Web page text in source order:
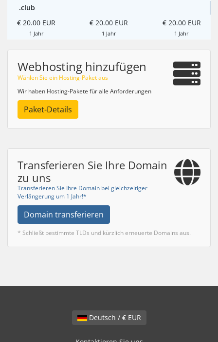
.club
€ 20.00 EUR
1 Jahr
€ 20.00 EUR
1 Jahr
€ 20.00 EUR
1 Jahr
Webhosting hinzufügen
Wählen Sie ein Hosting-Paket aus
Wir haben Hosting-Pakete für alle Anforderungen
Paket-Details
Transferieren Sie Ihre Domain
zu uns
Transferieren Sie Ihre Domain bei gleichzeitiger
Verlängerung um 1 Jahr!*
Domain transferieren
* Schließt bestimmte TLDs und kürzlich erneuerte Domains aus.
Deutsch / € EUR